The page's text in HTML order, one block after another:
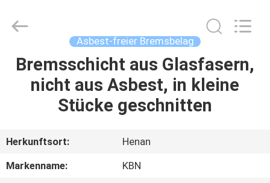
HAUS
PRODUKTE
ÜBER
UNS
Asbest-freier Bremsbelag
Bremsschicht aus Glasfasern,
nicht aus Asbest, in kleine
Stücke geschnitten
Herkunftsort:
Henan
Markenname:
KBN